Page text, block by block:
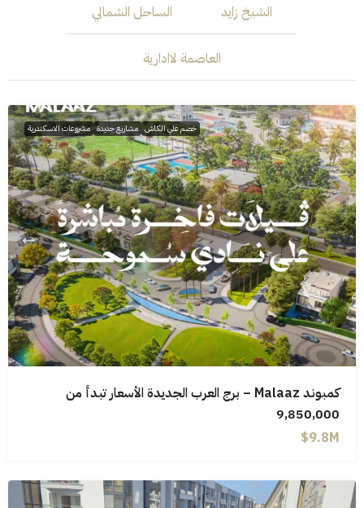
الشيخ زايد الساحل الشمالي
العاصمة لاادارية
خصم علي الكاش مشاريع جديدة مشروعات الاسكندرية
كمبوند Malaaz – برج العرب الجديدة الأسعار تبدأ من
9,850,000
9.8M$